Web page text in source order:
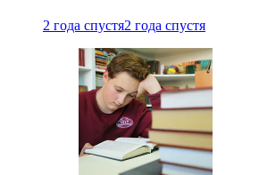
2 года спустя2 года спустя